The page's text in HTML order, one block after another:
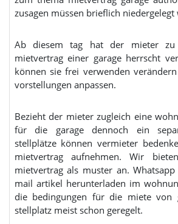
zusagen müssen brieflich niedergelegt
Ab diesem tag hat der mieter zu
mietvertrag einer garage herrscht
können sie frei verwenden
vorstellungen anpassen.
Bezieht der mieter zugleich eine
für die garage dennoch ein
stellplätze können vermieter
mietvertrag aufnehmen. Wir
mietvertrag als muster an.
mail artikel herunterladen im
die bedingungen für die miete von
stellplatz meist schon geregelt.